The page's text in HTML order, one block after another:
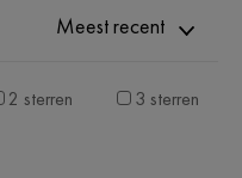
Meest recent
2 sterren
3 sterren